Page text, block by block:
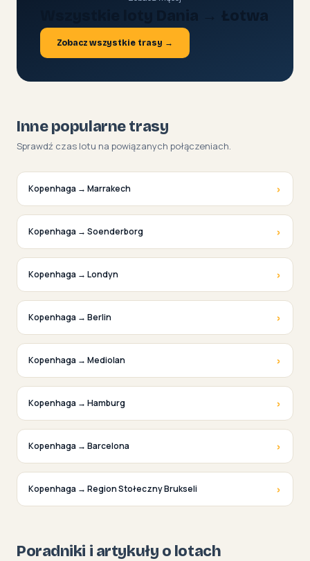
Wszystkie loty Dania → Łotwa
Zobacz wszystkie trasy →
Inne popularne trasy
Sprawdź czas lotu na powiązanych połączeniach.
Kopenhaga → Marrakech ›
Kopenhaga → Soenderborg ›
Kopenhaga → Londyn ›
Kopenhaga → Berlin ›
Kopenhaga → Mediolan ›
Kopenhaga → Hamburg ›
Kopenhaga → Barcelona ›
Kopenhaga → Region Stołeczny Brukseli ›
Poradniki i artykuły o lotach